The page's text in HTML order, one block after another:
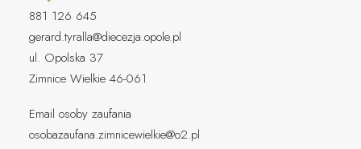
881 126 645
gerard.tyralla@diecezja.opole.pl
ul. Opolska 37
Zimnice Wielkie 46-061
Email osoby zaufania
osobazaufana.zimnicewielkie@o2.pl